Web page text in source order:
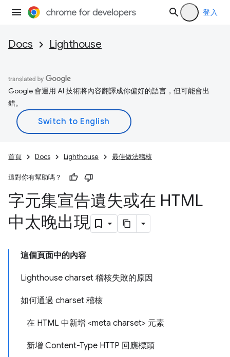
登入
Docs Lighthouse
Google 會運用 AI 技術將內容翻譯成你偏好的語言，但可能會出
錯。
首頁 Docs Lighthouse 最佳做法稽核
這對你有幫助嗎？
字元集宣告遺失或在 HTML
中太晚出現
這個頁面中的內容
Lighthouse charset 稽核失敗的原因
如何通過 charset 稽核
在 HTML 中新增 <meta charset> 元素
新增 Content-Type HTTP 回應標頭